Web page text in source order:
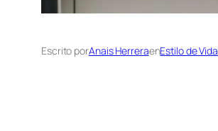
Escrito porAnais HerreraenEstilo de Vida